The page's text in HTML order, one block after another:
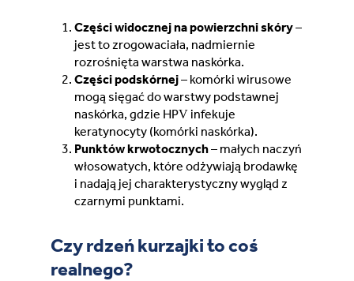
Części widocznej na powierzchni skóry–
jest to zrogowaciała, nadmiernie
rozrośnięta warstwa naskórka.
Części podskórnej– komórki wirusowe
mogą sięgać do warstwy podstawnej
naskórka, gdzie HPV infekuje
keratynocyty (komórki naskórka).
Punktów krwotocznych– małych naczyń
włosowatych, które odżywiają brodawkę
i nadają jej charakterystyczny wygląd z
czarnymi punktami.
Czy rdzeń kurzajki to coś
realnego?